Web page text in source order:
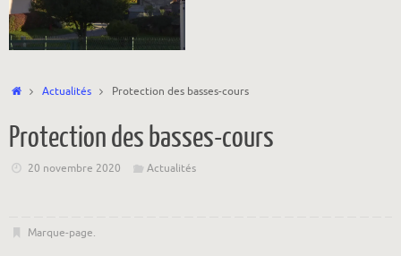
Accueil
Actualités Protection des basses-cours
Protection des basses-cours
20 novembre 2020 Actualités
Marque-page.